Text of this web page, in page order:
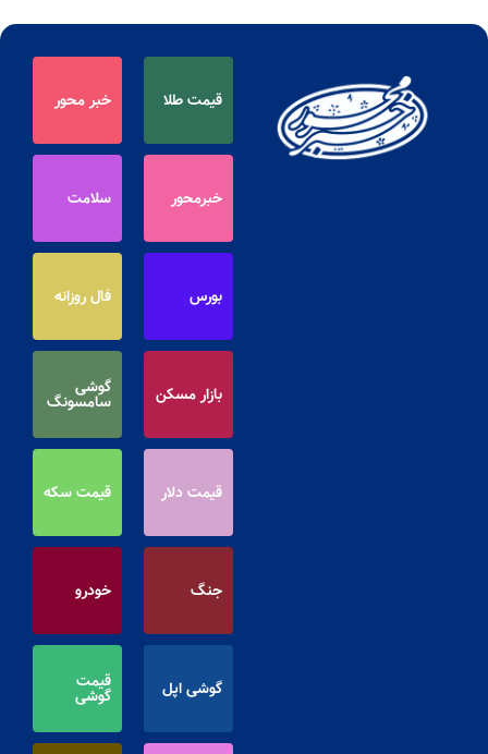
قیمت طلا خبر محور
خبرمحور سلامت
بورس فال روزانه
بازار مسکن گوشی
سامسونگ
قیمت دلار قیمت سکه
جنگ خودرو
گوشی اپل قیمت
گوشی